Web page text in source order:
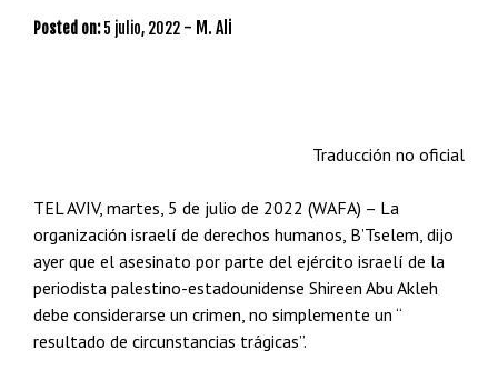
Posted on: 5 julio, 2022 - M. Ali
Traducción no oficial
TEL AVIV, martes, 5 de julio de 2022 (WAFA) – La
organización israelí de derechos humanos, B’Tselem, dijo
ayer que el asesinato por parte del ejército israelí de la
periodista palestino-estadounidense Shireen Abu Akleh
debe considerarse un crimen, no simplemente un “
resultado de circunstancias trágicas”.